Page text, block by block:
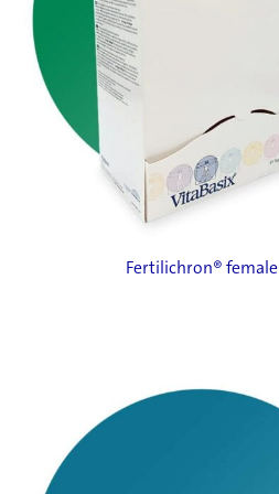
Fertilichron® female